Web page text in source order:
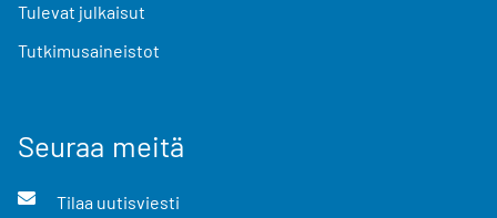
Tulevat julkaisut
Tutkimusaineistot
Seuraa meitä
Tilaa uutisviesti